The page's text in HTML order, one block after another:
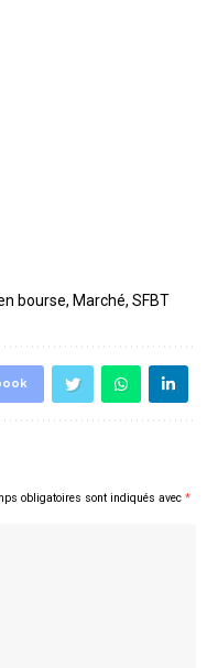
bourse, Marché, SFBT
obligatoires sont indiqués avec *